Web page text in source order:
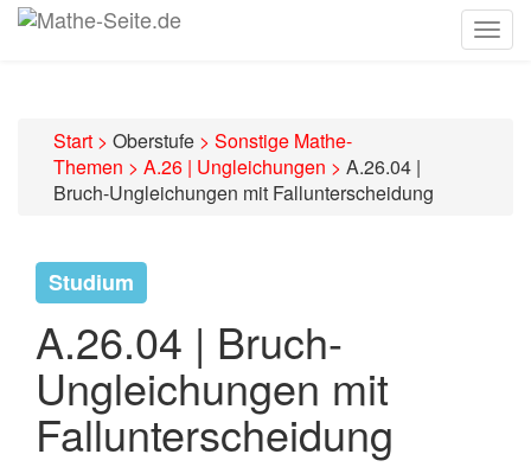
Start > Oberstufe > Sonstige Mathe-
Themen > A.26 | Ungleichungen > A.26.04 |
Bruch-Ungleichungen mit Fallunterscheidung
Studium
A.26.04 | Bruch-
Ungleichungen mit
Fallunterscheidung